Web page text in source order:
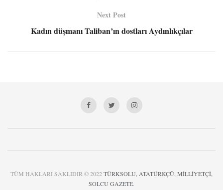
Next Post
Kadın düşmanı Taliban’ın dostları Aydınlıkçılar
TÜM HAKLARI SAKLIDIR © 2022 TÜRKSOLU, ATATÜRKÇÜ, MİLLİYETÇİ,
SOLCU GAZETE